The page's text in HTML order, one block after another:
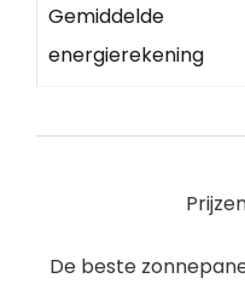
Gemiddelde
energierekening
De beste